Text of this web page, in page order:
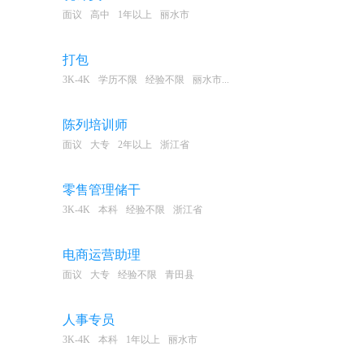
面议 高中 1年以上 丽水市
打包
3K-4K 学历不限 经验不限 丽水市...
陈列培训师
面议 大专 2年以上 浙江省
零售管理储干
3K-4K 本科 经验不限 浙江省
电商运营助理
面议 大专 经验不限 青田县
人事专员
3K-4K 本科 1年以上 丽水市